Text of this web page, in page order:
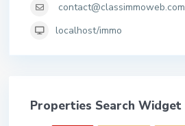
contact@classimmoweb.com
localhost/immo
Properties Search Widget